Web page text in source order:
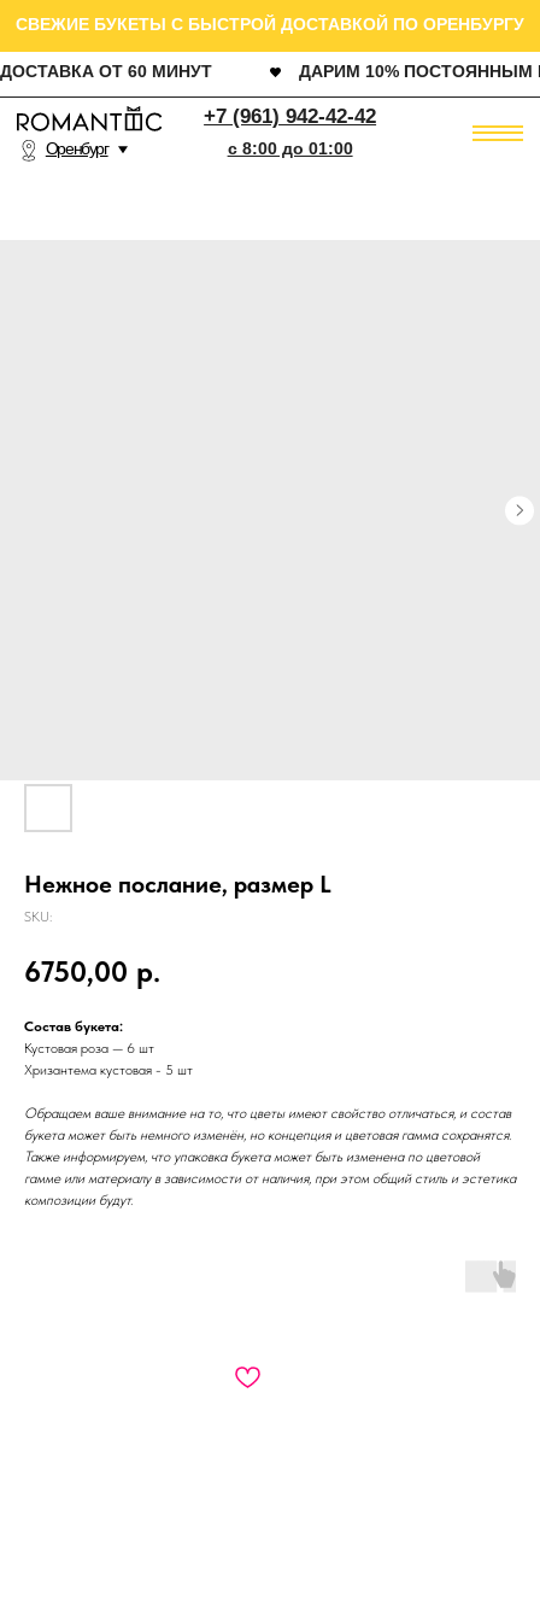
c 8:00 до 01:00
СВЕЖИЕ БУКЕТЫ С БЫСТРОЙ ДОСТАВКОЙ ПО ОРЕНБУРГУ
ДОСТАВКА ОТ 60 МИНУТ ДАРИМ 10% ПОСТОЯННЫМ КЛИЕНТАМ
Нежное послание, размер L
SKU:
6750,00 р.
Состав букета:
Кустовая роза — 6 шт
Хризантема кустовая - 5 шт
Обращаем ваше внимание на то, что цветы имеют свойство отличаться, и состав
букета может быть немного изменён, но концепция и цветовая гамма сохранятся.
Также информируем, что упаковка букета может быть изменена по цветовой
гамме или материалу в зависимости от наличия, при этом общий стиль и эстетика
композиции будут.